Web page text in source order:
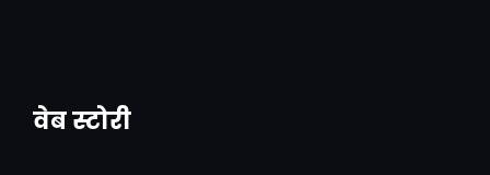
वेब स्टोरी
नया एक्सप्रेसवे: पूर्वांचल का लक, डेवलपमेंट का